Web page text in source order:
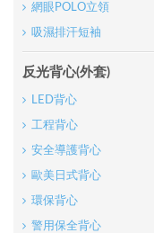
網眼POLO立領
吸濕排汗短袖
反光背心(外套)
LED背心
工程背心
安全導護背心
歐美日式背心
環保背心
警用保全背心